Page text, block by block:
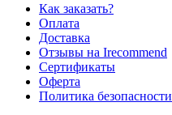
Как заказать?
Оплата
Доставка
Отзывы на Irecommend
Сертификаты
Оферта
Политика безопасности